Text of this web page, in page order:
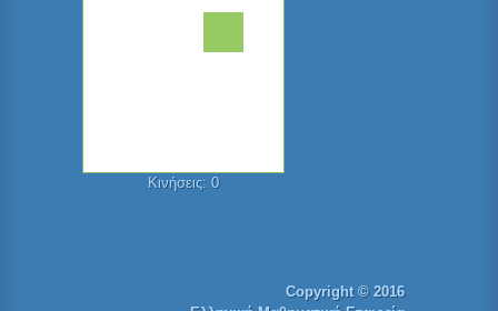
Κινήσεις: 0
Copyright © 2016